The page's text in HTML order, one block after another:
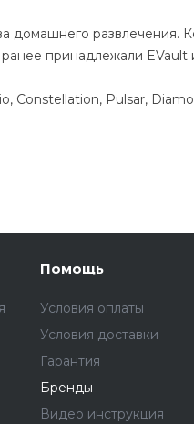
домашнего развлечения.
принадлежали EVault
Constellation, Pulsar,
Помощь
Условия оплаты
Условия доставки
Гарантия
Бренды
Видео инструкция